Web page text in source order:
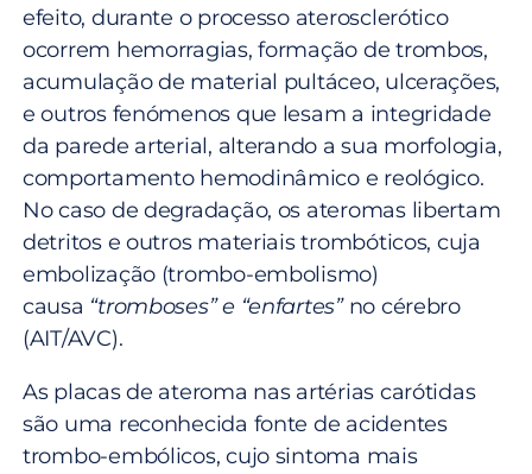
efeito, durante o processo aterosclerótico
ocorrem hemorragias, formação de trombos,
acumulação de material pultáceo, ulcerações,
e outros fenómenos que lesam a integridade
da parede arterial, alterando a sua morfologia,
comportamento hemodinâmico e reológico.
No caso de degradação, os ateromas libertam
detritos e outros materiais trombóticos, cuja
embolização (trombo-embolismo)
causa “tromboses” e “enfartes” no cérebro
(AIT/AVC).
As placas de ateroma nas artérias carótidas
são uma reconhecida fonte de acidentes
trombo-embólicos, cujo sintoma mais